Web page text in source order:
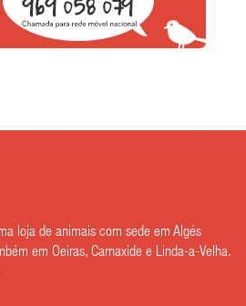
loja de animais com sede em Algés
em Oeiras, Carnaxide e Linda-a-Velha.